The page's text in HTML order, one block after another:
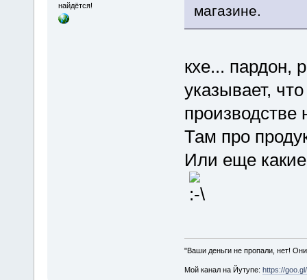
найдётся!
магазине.
кхе... пардон,
указывает,
Там про
Или еще
"Ваши деньги не пропали, нет!
Мой канал на Йутупе: https://